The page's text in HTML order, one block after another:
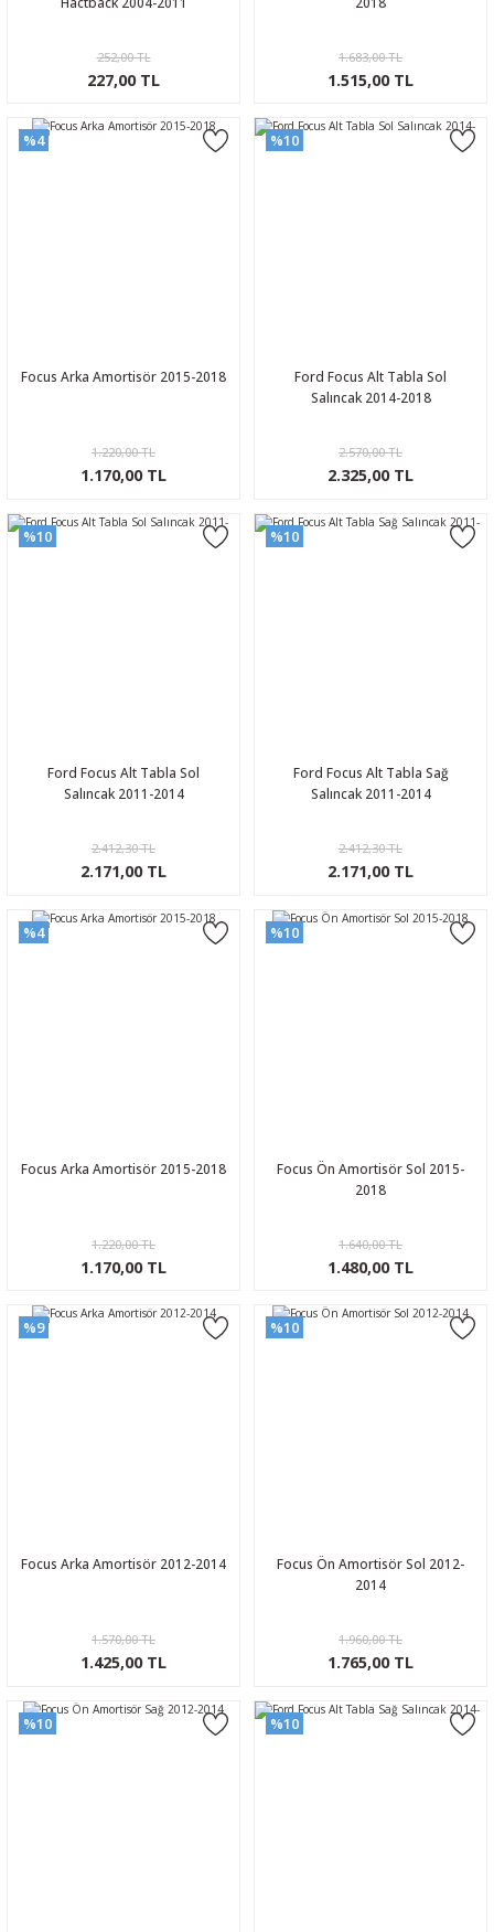
252,00 TL
227,00 TL
1.683,00 TL
1.515,00 TL
%4
Focus Arka Amortisör 2015-2018
1.220,00 TL
1.170,00 TL
%10
Ford Focus Alt Tabla Sol
Salıncak 2014-2018
2.570,00 TL
2.325,00 TL
%10
Ford Focus Alt Tabla Sol
Salıncak 2011-2014
2.412,30 TL
2.171,00 TL
%10
Ford Focus Alt Tabla Sağ
Salıncak 2011-2014
2.412,30 TL
2.171,00 TL
%4
Focus Arka Amortisör 2015-2018
1.220,00 TL
1.170,00 TL
%10
Focus Ön Amortisör Sol 2015-
2018
1.640,00 TL
1.480,00 TL
%9
Focus Arka Amortisör 2012-2014
1.570,00 TL
1.425,00 TL
%10
Focus Ön Amortisör Sol 2012-
2014
1.960,00 TL
1.765,00 TL
%10 %10